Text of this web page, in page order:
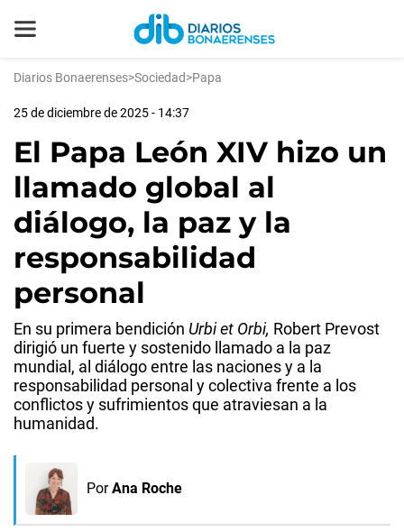
Diarios Bonaerenses>Sociedad>Papa
25 de diciembre de 2025 - 14:37
El Papa León XIV hizo un
llamado global al
diálogo, la paz y la
responsabilidad
personal
En su primera bendición Urbi et Orbi, Robert Prevost
dirigió un fuerte y sostenido llamado a la paz
mundial, al diálogo entre las naciones y a la
responsabilidad personal y colectiva frente a los
conflictos y sufrimientos que atraviesan a la
humanidad.
Por Ana Roche